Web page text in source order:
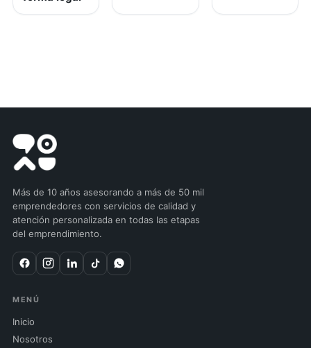
Más de 10 años asesorando a más de 50 mil
emprendedores con servicios de calidad y
atención personalizada en todas las etapas
del emprendimiento.
MENÚ
Inicio
Nosotros